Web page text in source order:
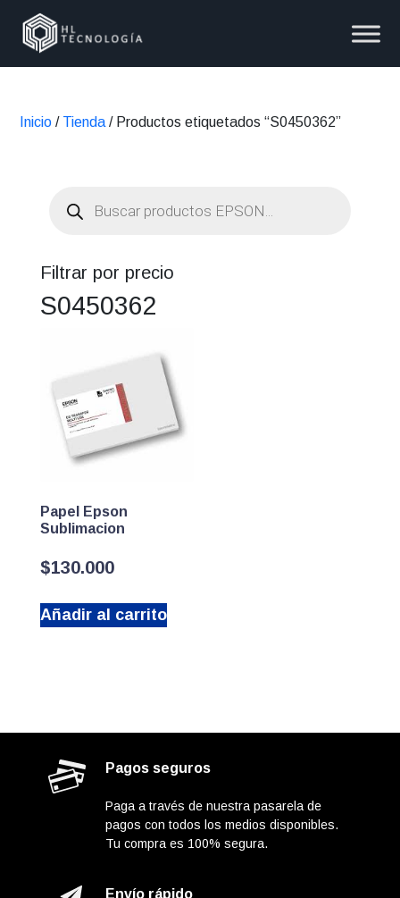
Inicio / Tienda / Productos etiquetados “S0450362”
productos
Filtrar por precio
S0450362
Papel Epson
Sublimacion
$130.000
Añadir al carrito
Pagos seguros
Paga a través de nuestra pasarela de
pagos con todos los medios disponibles.
Tu compra es 100% segura.
Envío rápido